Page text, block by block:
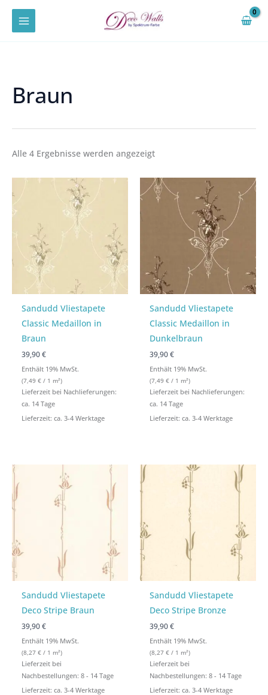
Zum
Inhalt
Braun
Alle 4 Ergebnisse werden angezeigt
Sandudd Vliestapete
Classic Medaillon in
Braun
39,90 €
Enthält 19% MwSt.
(7,49€ / 1 m²)
Lieferzeit bei Nachlieferungen:
ca. 14 Tage
Lieferzeit: ca. 3-4 Werktage
Sandudd Vliestapete
Classic Medaillon in
Dunkelbraun
39,90 €
Enthält 19% MwSt.
(7,49€ / 1 m²)
Lieferzeit bei Nachlieferungen:
ca. 14 Tage
Lieferzeit: ca. 3-4 Werktage
Sandudd Vliestapete
Deco Stripe Braun
39,90 €
Enthält 19% MwSt.
(8,27€ / 1 m²)
Lieferzeit bei
Nachbestellungen: 8 - 14 Tage
Lieferzeit: ca. 3-4 Werktage
Sandudd Vliestapete
Deco Stripe Bronze
39,90 €
Enthält 19% MwSt.
(8,27€ / 1 m²)
Lieferzeit bei
Nachbestellungen: 8 - 14 Tage
Lieferzeit: ca. 3-4 Werktage